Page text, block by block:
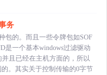
务
包的。而且一些令牌包如SOF
是一个基本windows过滤驱动
且已经在主机方面的，所以
。其实关于控制传输的0字节